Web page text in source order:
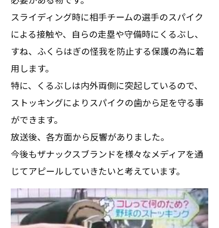
スライディング時に相手チームの選手のスパイク
による接触や、自らの走塁や守備時にくるぶし、
すね、ふくらはぎの怪我を防止する保護の為に着
用します。
特に、くるぶしは内外両側に突起しているので、
ストッキングによりスパイクの歯から足を守る事
ができます。
放送後、各方面から反響がありました。
今後もザナックスブランドを様々なメディアを通
じてアピールしていきたいと考えています。